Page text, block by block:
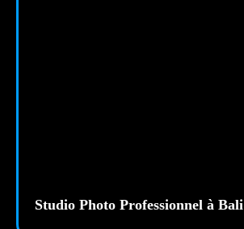
Studio Photo Professionnel à Bali